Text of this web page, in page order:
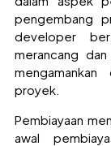
pengembang
developer
merancang
proyek.
Pembiayaan
awal